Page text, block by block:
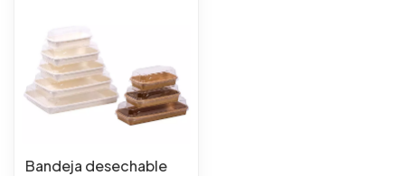
Bandeja desechable